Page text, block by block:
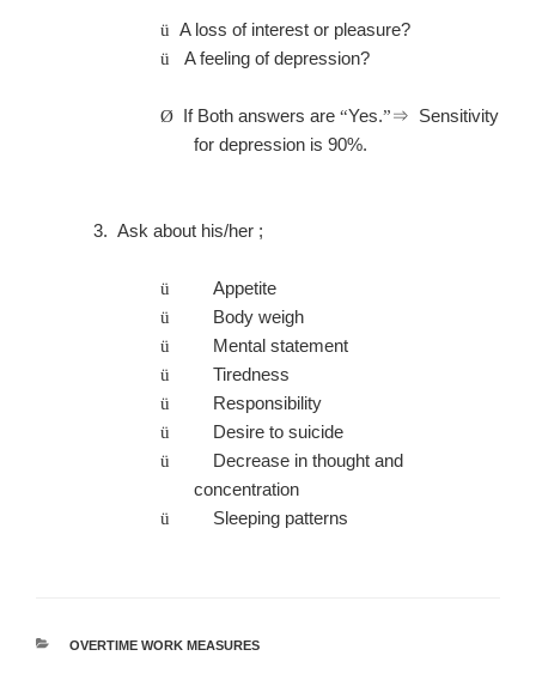
ü A loss of interest or pleasure?
ü A feeling of depression?
Ø If Both answers are “Yes.”⇒
Sensitivity
for depression is 90%.
3. Ask about his/her ;
ü Appetite
ü Body weigh
ü Mental statement
ü Tiredness
ü Responsibility
ü Desire to suicide
ü
Decrease in thought and
concentration
ü Sleeping patterns
カ
OVERTIME WORK MEASURES